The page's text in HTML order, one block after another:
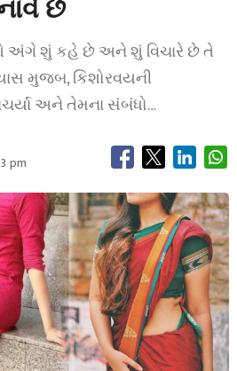
છે
શું કહે છે અને શું વિચારે છે તે
મુજબ, કિશોરવયની
અને તેમના સંબંધો…
pm